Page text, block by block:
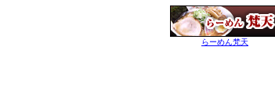
らーめん梵天